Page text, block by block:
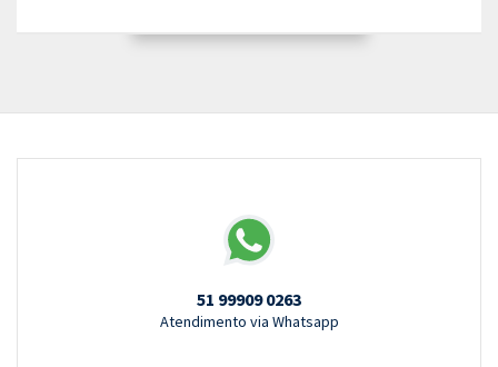
51 99909 0263
Atendimento via Whatsapp